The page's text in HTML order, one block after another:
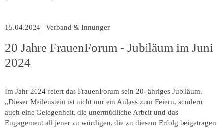
15.04.2024 | Verband & Innungen
20 Jahre FrauenForum - Jubiläum im Juni
2024
Im Jahr 2024 feiert das FrauenForum sein 20-jähriges Jubiläum.
„Dieser Meilenstein ist nicht nur ein Anlass zum Feiern, sondern
auch eine Gelegenheit, die unermüdliche Arbeit und das
Engagement all jener zu würdigen, die zu diesem Erfolg beigetragen